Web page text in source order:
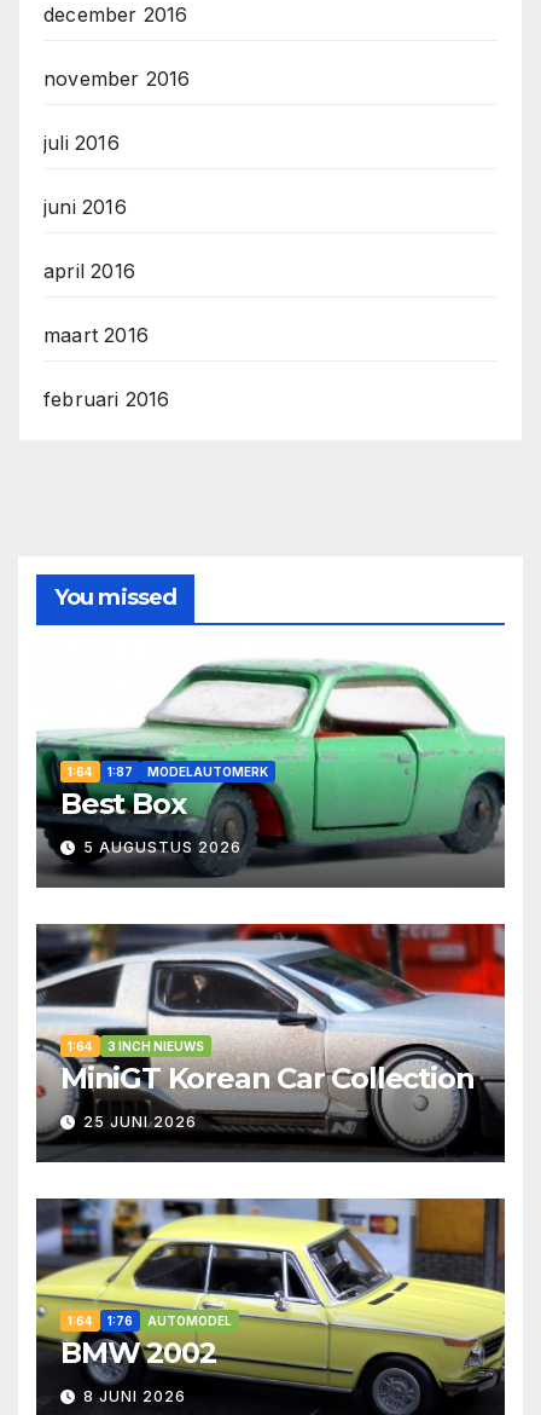
december 2016
november 2016
juli 2016
juni 2016
april 2016
maart 2016
februari 2016
You missed
1:64 1:87 MODELAUTOMERK
Best Box
5 AUGUSTUS 2026
1:64 3 INCH NIEUWS
MiniGT Korean Car Collection
25 JUNI 2026
1:64 1:76 AUTOMODEL
BMW 2002
8 JUNI 2026